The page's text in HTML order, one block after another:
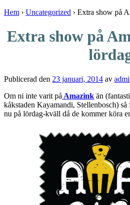
Hem › Uncategorized › Extra show på
Extra show på
Publicerad den 23 januari, 2014 av
Om ni inte varit på Amazink än
kåkstaden Kayamandi, Stellenbosch)
nu på lördag-kväll då de kommer köra